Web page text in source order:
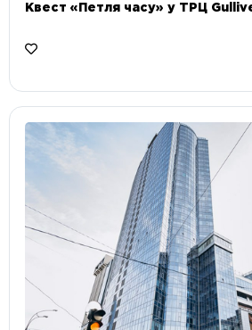
Квест «Петля часу» у ТРЦ